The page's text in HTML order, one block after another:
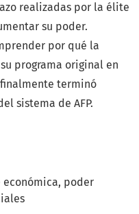
poder
realizadas por la élite
su poder.
por qué la
programa original en
terminó
sistema de AFP.